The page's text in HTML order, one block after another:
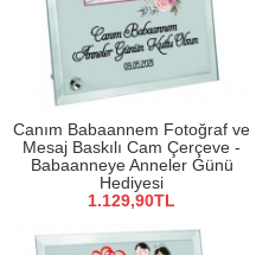
Canım Babaannem Fotoğraf ve
Mesaj Baskılı Cam Çerçeve -
Babaanneye Anneler Günü
Hediyesi
1.129,90TL